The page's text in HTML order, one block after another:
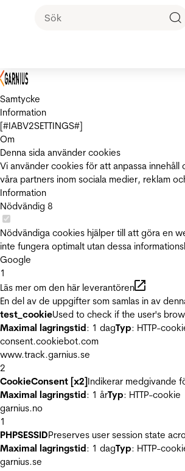
Samtycke
Information
[#IABV2SETTINGS#]
Om
Denna sida använder cookies
Vi använder cookies för att anpassa
våra partners inom sociala medier, reklam
Information
Nödvändig 8
Nödvändiga cookies hjälper till att göra en
inte fungera optimalt utan dessa
Google
1
Läs mer om den här leverantören
En del av de uppgifter som samlas in av
test_cookieUsed to check if the user's
Maximal lagringstid: 1 dagTyp: HTTP-
consent.cookiebot.com
www.track.garnius.se
2
CookieConsent [x2]Indikerar medgivande
Maximal lagringstid: 1 årTyp: HTTP-cookie
garnius.no
1
PHPSESSIDPreserves user session state
Maximal lagringstid: 1 dagTyp: HTTP-
garnius.se